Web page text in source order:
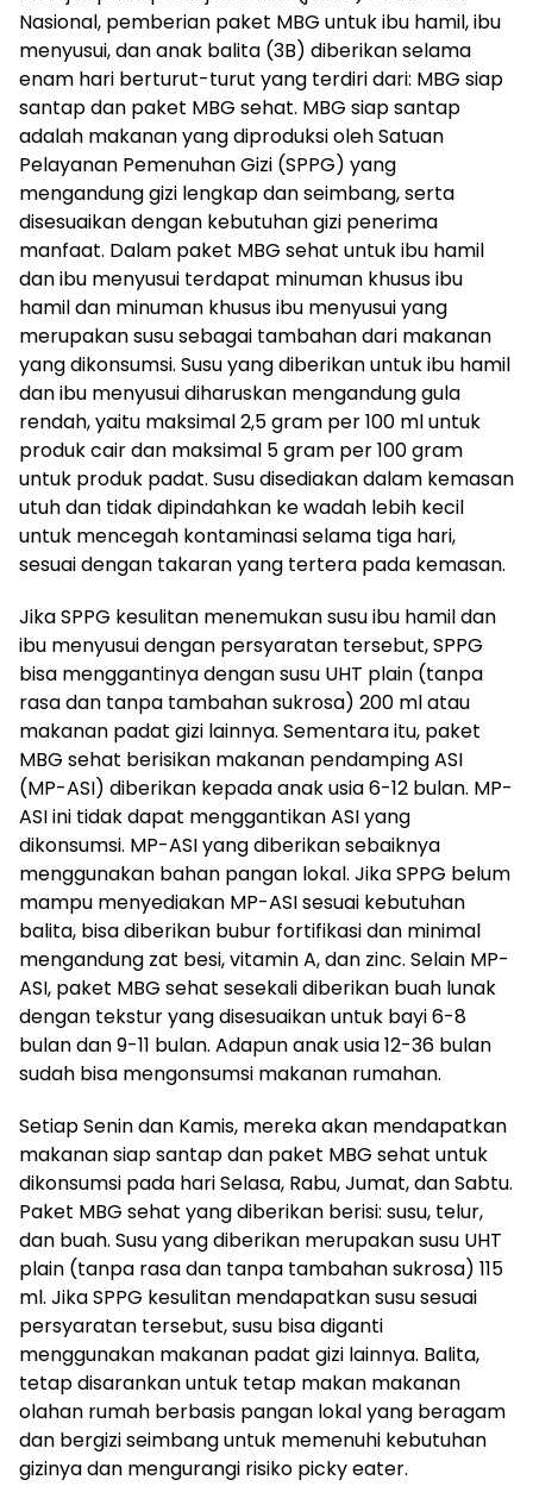
Nasional, pemberian paket MBG untuk ibu hamil, ibu
menyusui, dan anak balita (3B) diberikan selama
enam hari berturut-turut yang terdiri dari: MBG siap
santap dan paket MBG sehat. MBG siap santap
adalah makanan yang diproduksi oleh Satuan
Pelayanan Pemenuhan Gizi (SPPG) yang
mengandung gizi lengkap dan seimbang, serta
disesuaikan dengan kebutuhan gizi penerima
manfaat. Dalam paket MBG sehat untuk ibu hamil
dan ibu menyusui terdapat minuman khusus ibu
hamil dan minuman khusus ibu menyusui yang
merupakan susu sebagai tambahan dari makanan
yang dikonsumsi. Susu yang diberikan untuk ibu hamil
dan ibu menyusui diharuskan mengandung gula
rendah, yaitu maksimal 2,5 gram per 100 ml untuk
produk cair dan maksimal 5 gram per 100 gram
untuk produk padat. Susu disediakan dalam kemasan
utuh dan tidak dipindahkan ke wadah lebih kecil
untuk mencegah kontaminasi selama tiga hari,
sesuai dengan takaran yang tertera pada kemasan.
Jika SPPG kesulitan menemukan susu ibu hamil dan
ibu menyusui dengan persyaratan tersebut, SPPG
bisa menggantinya dengan susu UHT plain (tanpa
rasa dan tanpa tambahan sukrosa) 200 ml atau
makanan padat gizi lainnya. Sementara itu, paket
MBG sehat berisikan makanan pendamping ASI
(MP-ASI) diberikan kepada anak usia 6-12 bulan. MP-
ASI ini tidak dapat menggantikan ASI yang
dikonsumsi. MP-ASI yang diberikan sebaiknya
menggunakan bahan pangan lokal. Jika SPPG belum
mampu menyediakan MP-ASI sesuai kebutuhan
balita, bisa diberikan bubur fortifikasi dan minimal
mengandung zat besi, vitamin A, dan zinc. Selain MP-
ASI, paket MBG sehat sesekali diberikan buah lunak
dengan tekstur yang disesuaikan untuk bayi 6-8
bulan dan 9-11 bulan. Adapun anak usia 12-36 bulan
sudah bisa mengonsumsi makanan rumahan.
Setiap Senin dan Kamis, mereka akan mendapatkan
makanan siap santap dan paket MBG sehat untuk
dikonsumsi pada hari Selasa, Rabu, Jumat, dan Sabtu.
Paket MBG sehat yang diberikan berisi: susu, telur,
dan buah. Susu yang diberikan merupakan susu UHT
plain (tanpa rasa dan tanpa tambahan sukrosa) 115
ml. Jika SPPG kesulitan mendapatkan susu sesuai
persyaratan tersebut, susu bisa diganti
menggunakan makanan padat gizi lainnya. Balita,
tetap disarankan untuk tetap makan makanan
olahan rumah berbasis pangan lokal yang beragam
dan bergizi seimbang untuk memenuhi kebutuhan
gizinya dan mengurangi risiko picky eater.